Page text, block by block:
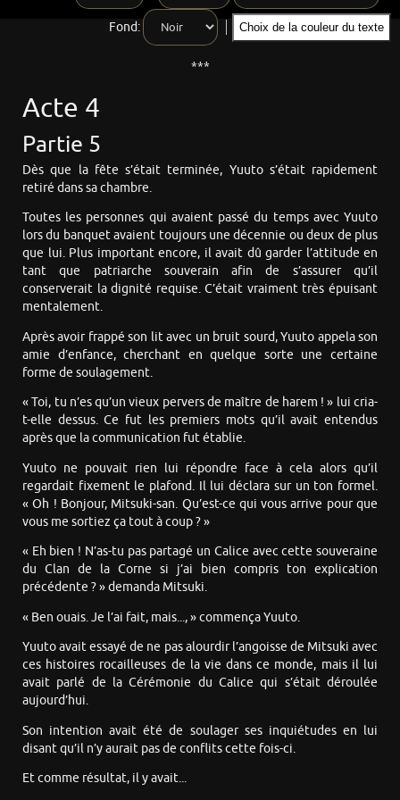
Fond: Choix de la couleur du texte
***
Acte 4
Partie 5
Dès que la fête s’était terminée, Yuuto s’était rapidement
retiré dans sa chambre.
Toutes les personnes qui avaient passé du temps avec Yuuto
lors du banquet avaient toujours une décennie ou deux de plus
que lui. Plus important encore, il avait dû garder l’attitude en
tant que patriarche souverain afin de s’assurer qu’il
conserverait la dignité requise. C’était vraiment très épuisant
mentalement.
Après avoir frappé son lit avec un bruit sourd, Yuuto appela son
amie d’enfance, cherchant en quelque sorte une certaine
forme de soulagement.
« Toi, tu n’es qu’un vieux pervers de maître de harem ! » lui cria-
t-elle dessus. Ce fut les premiers mots qu’il avait entendus
après que la communication fut établie.
Yuuto ne pouvait rien lui répondre face à cela alors qu’il
regardait fixement le plafond. Il lui déclara sur un ton formel.
« Oh ! Bonjour, Mitsuki-san. Qu’est-ce qui vous arrive pour que
vous me sortiez ça tout à coup ? »
« Eh bien ! N’as-tu pas partagé un Calice avec cette souveraine
du Clan de la Corne si j’ai bien compris ton explication
précédente ? » demanda Mitsuki.
« Ben ouais. Je l’ai fait, mais..., » commença Yuuto.
Yuuto avait essayé de ne pas alourdir l’angoisse de Mitsuki avec
ces histoires rocailleuses de la vie dans ce monde, mais il lui
avait parlé de la Cérémonie du Calice qui s’était déroulée
aujourd’hui.
Son intention avait été de soulager ses inquiétudes en lui
disant qu’il n’y aurait pas de conflits cette fois-ci.
Et comme résultat, il y avait...